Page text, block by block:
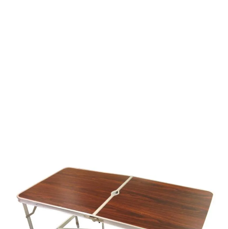
SET PIC NIC 60X120 ALLUMINIO